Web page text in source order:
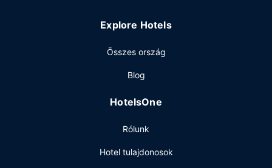
mikrohullámú sütő a közös használatú helyiségben és hűtő
autóval érkező vendégek számára ingyenes egyéni
Explore Hotels
Összes ország
Blog
HotelsOne
Rólunk
Hotel tulajdonosok